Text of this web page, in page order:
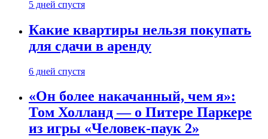
5 дней спустя
Какие квартиры нельзя покупать
для сдачи в аренду
6 дней спустя
«Он более накачанный, чем я»:
Том Холланд — о Питере Паркере
из игры «Человек-паук 2»